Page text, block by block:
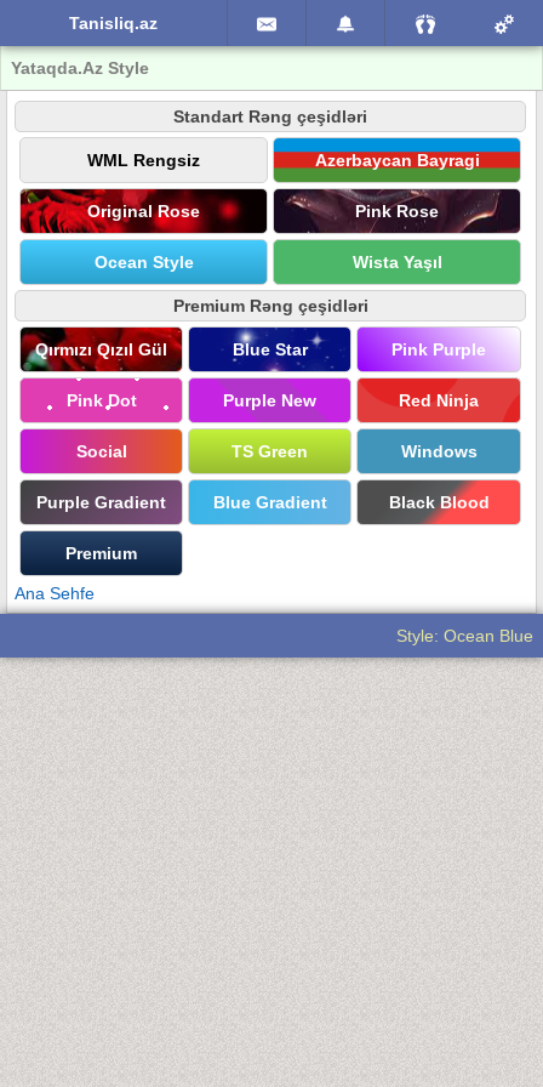
Tanisliq.az
Yataqda.Az Style
Standart Rəng çeşidləri
WML Rengsiz Azerbaycan Bayragi
Original Rose Pink Rose
Ocean Style Wista Yaşıl
Premium Rəng çeşidləri
Qırmızı Qızıl Gül Blue Star Pink Purple
Pink Dot Purple New Red Ninja
Social TS Green Windows
Purple Gradient Blue Gradient Black Blood
Premium
Ana Sehfe
Style: Ocean Blue